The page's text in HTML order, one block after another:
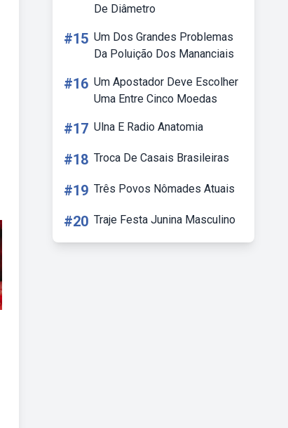
De Diâmetro
#15 Um Dos Grandes Problemas
Da Poluição Dos Mananciais
#16 Um Apostador Deve Escolher
Uma Entre Cinco Moedas
#17 Ulna E Radio Anatomia
#18 Troca De Casais Brasileiras
#19 Três Povos Nômades Atuais
#20 Traje Festa Junina Masculino